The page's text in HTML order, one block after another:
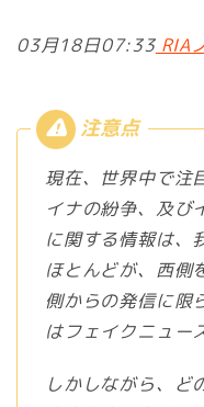
03月18日07:33RIA
現在、世界中で注
イナの紛争、及び
に関する情報は、
ほとんどが、西側
側からの発信に限
はフェイクニュー
しかしながら、ど